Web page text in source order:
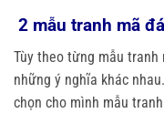
2 mẫu tranh mã
Tùy theo từng mẫu tranh
những ý nghĩa khác
chọn cho mình mẫu